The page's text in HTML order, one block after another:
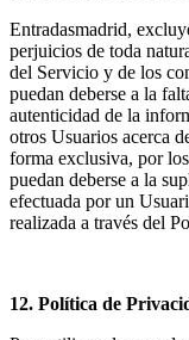
Entradasmadrid,
perjuicios de toda
del Servicio y de los
puedan deberse a la
autenticidad de la
otros Usuarios acerca
forma exclusiva, por
puedan deberse a la
efectuada por un
realizada a través del
12. Política de